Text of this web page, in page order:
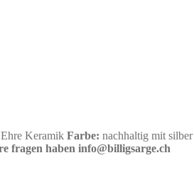
Keramik Farbe: nachhaltig mit silber
fragen haben info@billigsarge.ch